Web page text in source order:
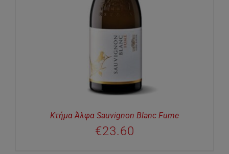
Κτήμα Άλφα Sauvignon Blanc Fume
€23.60